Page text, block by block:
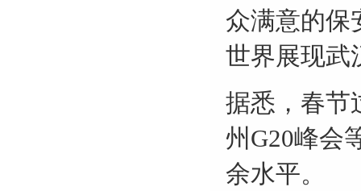
众满意的保
世界展现武
据悉，春节
州 G20峰会
余水平。